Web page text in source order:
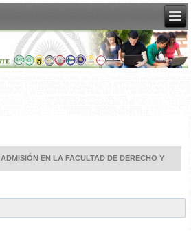
EN LA FACULTAD DE DERECHO Y